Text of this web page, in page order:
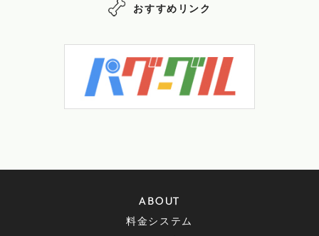
おすすめリンク
ABOUT
料金システム